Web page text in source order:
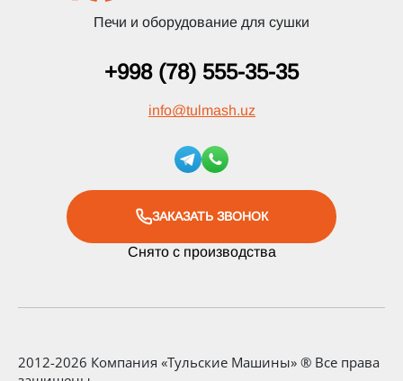
Печи и оборудование для сушки
+998 (78) 555-35-35
info@tulmash.uz
ЗАКАЗАТЬ ЗВОНОК
Снято с производства
2012-2026 Компания «Тульские Машины» ® Все права